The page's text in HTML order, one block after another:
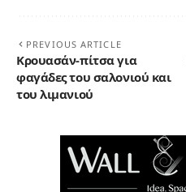
PREVIOUS ARTICLE
Κρουασάν-πίτσα για
φαγάδες του σαλονιού και
του λιμανιού